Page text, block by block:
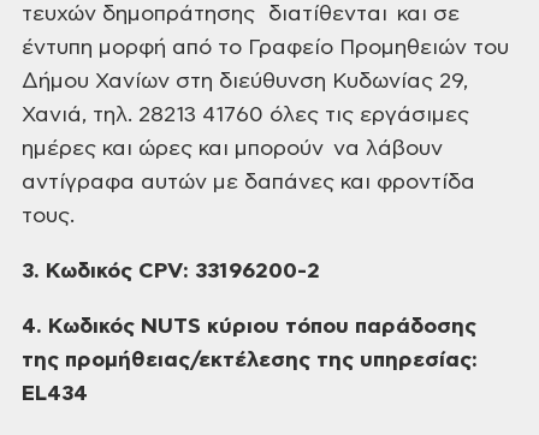
τευχών δημοπράτησης διατίθενται και σε
έντυπη μορφή από το Γραφείο Προμηθειών του
∆ήµου Χανίων στη διεύθυνση Κυδωνίας 29,
Χανιά, τηλ. 28213 41760 όλες τις εργάσιμες
ημέρες και ώρες και μπορούν να λάβουν
αντίγραφα αυτών με δαπάνες και φροντίδα
τους.
3. Κωδικός CPV: 33196200-2
4. Κωδικός NUTS κύριου τόπου παράδοσης
της προμήθειας/εκτέλεσης της υπηρεσίας:
EL434